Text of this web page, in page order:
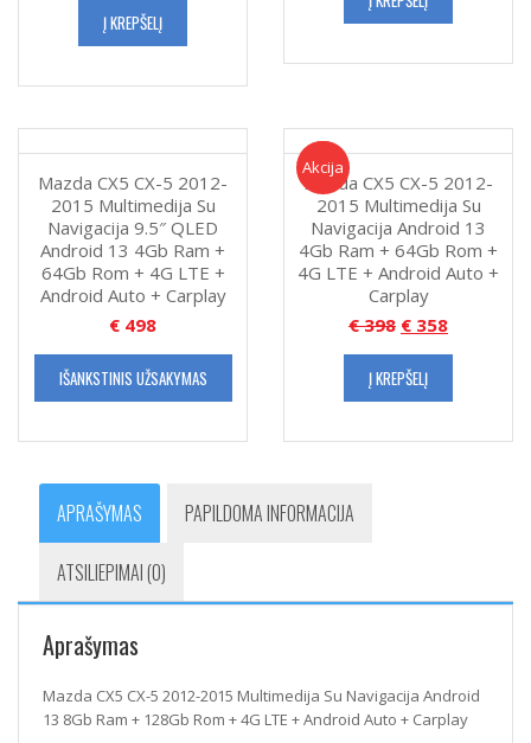
Į KREPŠELĮ
Mazda CX5 CX-5 2012-
2015 Multimedija Su
Navigacija 9.5″ QLED
Android 13 4Gb Ram +
64Gb Rom + 4G LTE +
Android Auto + Carplay
€ 498
IŠANKSTINIS UŽSAKYMAS
Akcija
Akcija!
Mazda CX5 CX-5 2012-
2015 Multimedija Su
Navigacija Android 13
4Gb Ram + 64Gb Rom +
4G LTE + Android Auto +
Carplay
€398 € 358
Į KREPŠELĮ
APRAŠYMAS PAPILDOMA INFORMACIJA
ATSILIEPIMAI (0)
Aprašymas
Mazda CX5 CX-5 2012-2015 Multimedija Su Navigacija Android
13 8Gb Ram + 128Gb Rom + 4G LTE + Android Auto + Carplay